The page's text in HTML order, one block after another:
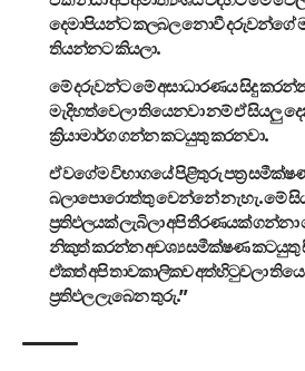
දෙමාපියන්ට කලබල නොවී දරුවන්ගේ
තියන්නට කියලා.
මේ දරුවන්ට මේ අසාධාරණය සිදු
මැදිහත්වෙලා තියෙනවා නම් ඒ සියලු
ක්‍රියාමාර්ග ගන්න කටයුතු කරනවා.
ඒ වගේම විභාගයේ පිළිතුරු පත්‍ර
බලාපොරොත්තු වෙන්නේ නැහැ. මේ
ප්‍රතිඵලයක් ලැබිලා අපි තීරණයක් ගන්නා
නිකුත් කරන්න අවශ්‍ය සමීක්ෂණ කටයුතු
ඒකත් අපි තාවකාලිකව අත්හිටුවලා
ප්‍රතිඵල ලැබෙන තුරු.”